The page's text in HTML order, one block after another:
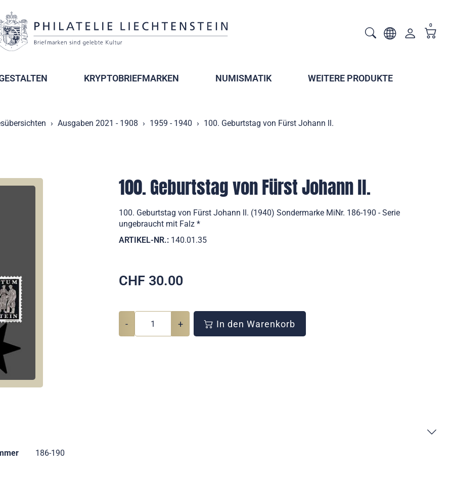
0
KRYPTOBRIEFMARKEN NUMISMATIK WEITERE PRODUKTE
Ausgaben 2021 - 1908 1959 - 1940 100. Geburtstag von Fürst Johann ll.
100. Geburtstag von Fürst Johann ll.
100. Geburtstag von Fürst Johann ll. (1940) Sondermarke MiNr. 186-190 - Serie
ungebraucht mit Falz *
ARTIKEL-NR.: 140.01.35
CHF 30.00
- + In den Warenkorb
186-190